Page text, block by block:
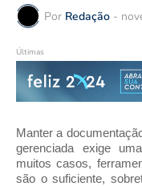
Por Redação -
Últimas
Manter a
gerenciada exige
muitos casos,
são o suficiente,